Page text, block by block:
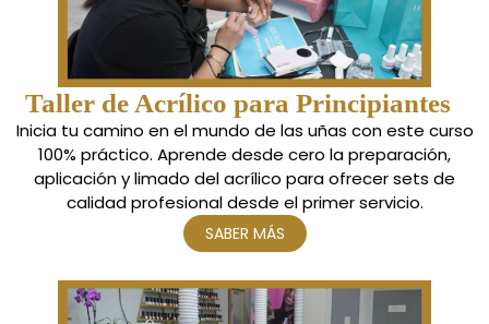
Taller de Acrílico para Principiantes
Inicia tu camino en el mundo de las uñas con este curso
100% práctico. Aprende desde cero la preparación,
aplicación y limado del acrílico para ofrecer sets de
calidad profesional desde el primer servicio.
SABER MÁS